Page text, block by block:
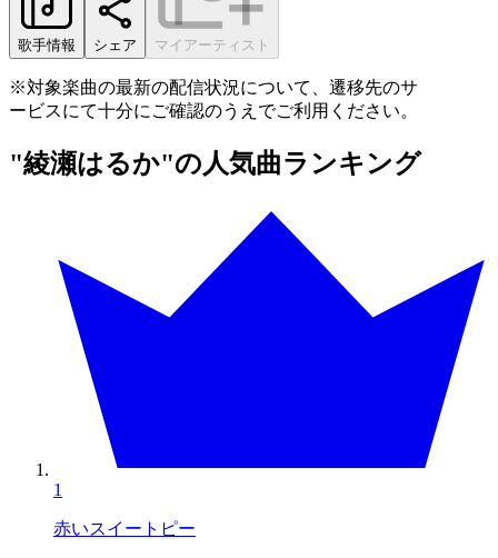
歌手情報 シェア マイアーティスト
※対象楽曲の最新の配信状況について、遷移先のサ
ービスにて十分にご確認のうえでご利用ください。
"綾瀬はるか"の人気曲ランキング
1
赤いスイートピー